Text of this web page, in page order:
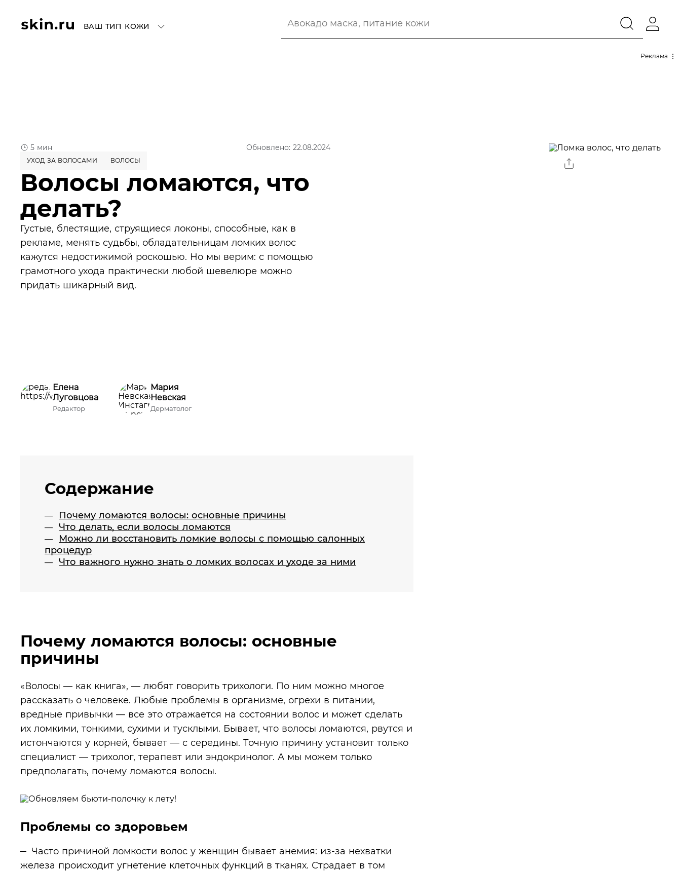
ВАШ ТИП КОЖИ
Реклама
5 мин Обновлено: 22.08.2024
УХОД ЗА ВОЛОСАМИ ВОЛОСЫ
Волосы ломаются, что
делать?
Густые, блестящие, струящиеся локоны, способные, как в
рекламе, менять судьбы, обладательницам ломких волос
кажутся недостижимой роскошью. Но мы верим: с помощью
грамотного ухода практически любой шевелюре можно
придать шикарный вид.
Елена
Луговцова
Редактор
Мария
Невская
Дерматолог
Содержание
Почему ломаются волосы: основные причины
Что делать, если волосы ломаются
Можно ли восстановить ломкие волосы с помощью салонных
процедур
Что важного нужно знать о ломких волосах и уходе за ними
Почему ломаются волосы: основные
причины
«Волосы — как книга», — любят говорить трихологи. По ним можно многое
рассказать о человеке. Любые проблемы в организме, огрехи в питании,
вредные привычки — все это отражается на состоянии волос и может сделать
их ломкими, тонкими, сухими и тусклыми. Бывает, что волосы ломаются, рвутся и
истончаются у корней, бывает — с середины. Точную причину установит только
специалист — трихолог, терапевт или эндокринолог. А мы можем только
предполагать, почему ломаются волосы.
Проблемы со здоровьем
Часто причиной ломкости волос у женщин бывает анемия: из-за нехватки
железа происходит угнетение клеточных функций в тканях. Страдает в том